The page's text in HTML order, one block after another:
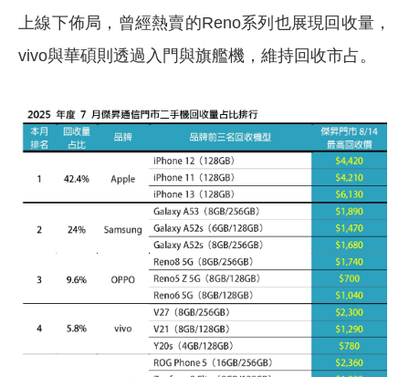
上線下佈局，曾經熱賣的Reno系列也展現回收量，
vivo與華碩則透過入門與旗艦機，維持回收市占。